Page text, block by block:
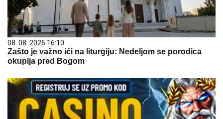
08. 08. 2026 16:10
Zašto je važno ići na liturgiju: Nedeljom se porodica
okuplja pred Bogom